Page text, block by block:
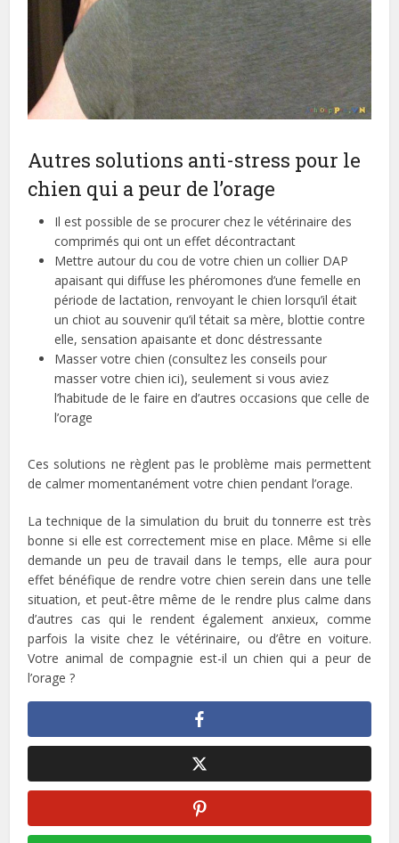
Autres solutions anti-stress pour le
chien qui a peur de l’orage
Il est possible de se procurer chez le vétérinaire des
comprimés qui ont un effet décontractant
Mettre autour du cou de votre chien un collier DAP
apaisant qui diffuse les phéromones d’une femelle en
période de lactation, renvoyant le chien lorsqu’il était
un chiot au souvenir qu’il tétait sa mère, blottie contre
elle, sensation apaisante et donc déstressante
Masser votre chien (consultez les conseils pour
masser votre chien ici), seulement si vous aviez
l’habitude de le faire en d’autres occasions que celle de
l’orage
Ces solutions ne règlent pas le problème mais permettent
de calmer momentanément votre chien pendant l’orage.
La technique de la simulation du bruit du tonnerre est très
bonne si elle est correctement mise en place. Même si elle
demande un peu de travail dans le temps, elle aura pour
effet bénéfique de rendre votre chien serein dans une telle
situation, et peut-être même de le rendre plus calme dans
d’autres cas qui le rendent également anxieux, comme
parfois la visite chez le vétérinaire, ou d’être en voiture.
Votre animal de compagnie est-il un chien qui a peur de
l’orage ?